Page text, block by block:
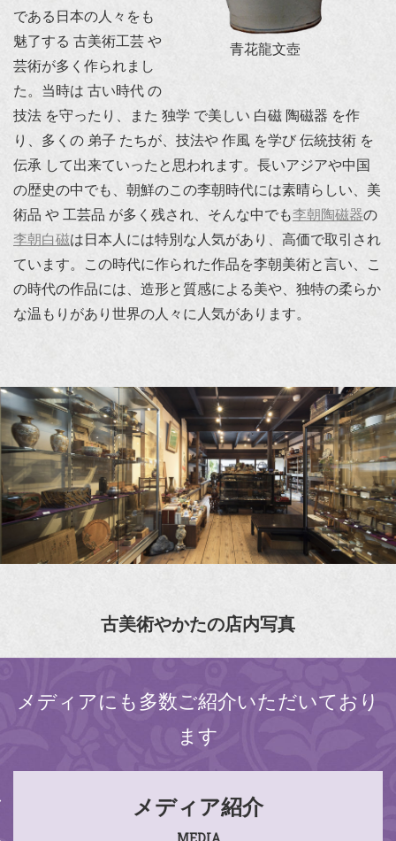
青花龍文壺
である日本の人々をも
魅了する 古美術工芸 や
芸術が多く作られまし
た。当時は 古い時代 の
技法 を守ったり、また 独学 で美しい 白磁 陶磁器 を作
り、多くの 弟子 たちが、技法や 作風 を学び 伝統技術 を
伝承 して出来ていったと思われます。長いアジアや中国
の歴史の中でも、朝鮮のこの李朝時代には素晴らしい、美
術品 や 工芸品 が多く残され、そんな中でも李朝陶磁器の
李朝白磁は日本人には特別な人気があり、高価で取引され
ています。この時代に作られた作品を李朝美術と言い、こ
の時代の作品には、造形と質感による美や、独特の柔らか
な温もりがあり世界の人々に人気があります。
古美術やかたの店内写真
メディアにも多数ご紹介いただいており
ます
メディア紹介
MEDIA